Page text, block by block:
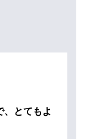
、とてもよ